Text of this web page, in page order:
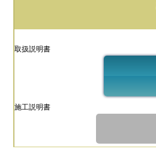
取扱説明書
施工説明書